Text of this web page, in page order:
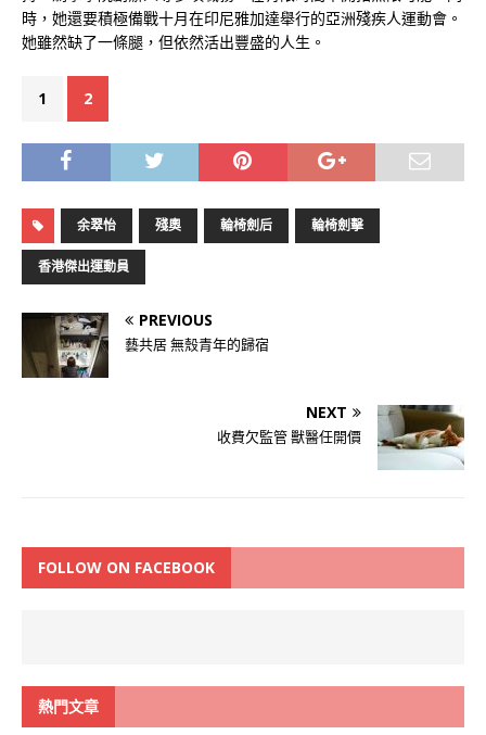
時，她還要積極備戰十月在印尼雅加達舉行的亞洲殘疾人運動會。
她雖然缺了一條腿，但依然活出豐盛的人生。
1 2
余翠怡 殘奧 輪椅劍后 輪椅劍擊
香港傑出運動員
PREVIOUS
藝共居 無殼青年的歸宿
NEXT
收費欠監管 獸醫任開價
FOLLOW ON FACEBOOK
熱門文章